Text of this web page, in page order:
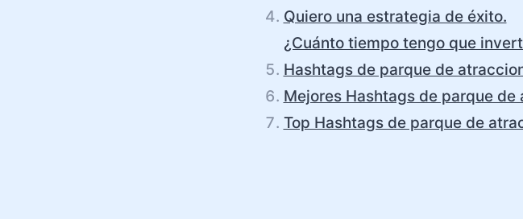
Quiero una estrategia de éxito.
¿Cuánto tiempo tengo que
Hashtags de parque de
Mejores Hashtags de parque de
Top Hashtags de parque de